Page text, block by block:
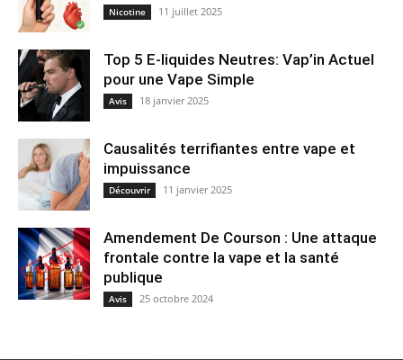
Nicotine 11 juillet 2025
Top 5 E-liquides Neutres: Vap’in Actuel
pour une Vape Simple
Avis 18 janvier 2025
Causalités terrifiantes entre vape et
impuissance
Découvrir 11 janvier 2025
Amendement De Courson : Une attaque
frontale contre la vape et la santé
publique
Avis 25 octobre 2024